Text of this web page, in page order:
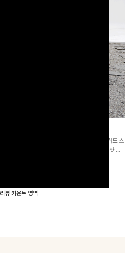
[고객요청재입고/2천장돌파💚]하나만 툭 착용해줘도 스
타일리시해 보이는 휘뚜루 마뚜루 아이템 ~ ! 인생샷 건
리뷰 카운트 영역